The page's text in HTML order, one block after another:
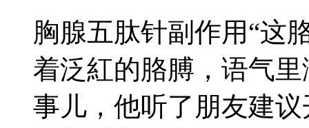
胸腺五肽针副作用“这
着泛紅的胳膊，语气
事儿，他听了朋友建